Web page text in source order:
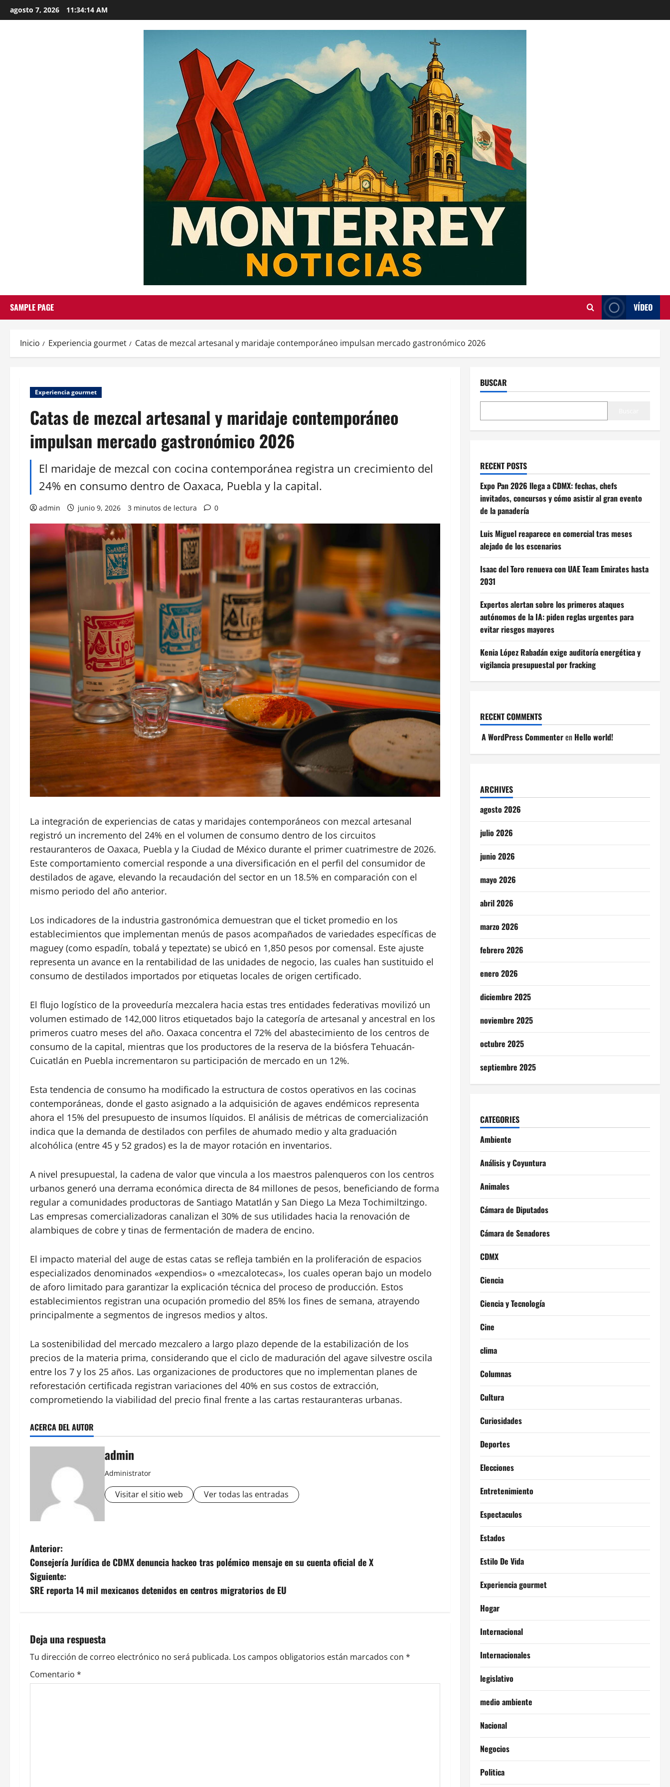
al
agosto 7, 2026 11:34:15 AM
SAMPLE PAGE VÍDEO
Inicio Experiencia gourmet Catas de mezcal artesanal y maridaje contemporáneo impulsan mercado gastronómico 2026
Experiencia gourmet
Catas de mezcal artesanal y maridaje contemporáneo
impulsan mercado gastronómico 2026
El maridaje de mezcal con cocina contemporánea registra un crecimiento del
24% en consumo dentro de Oaxaca, Puebla y la capital.
admin junio 9, 2026 3 minutos de lectura 0
La integración de experiencias de catas y maridajes contemporáneos con mezcal artesanal
registró un incremento del 24% en el volumen de consumo dentro de los circuitos
restauranteros de Oaxaca, Puebla y la Ciudad de México durante el primer cuatrimestre de 2026.
Este comportamiento comercial responde a una diversificación en el perfil del consumidor de
destilados de agave, elevando la recaudación del sector en un 18.5% en comparación con el
mismo periodo del año anterior.
Los indicadores de la industria gastronómica demuestran que el ticket promedio en los
establecimientos que implementan menús de pasos acompañados de variedades específicas de
maguey (como espadín, tobalá y tepeztate) se ubicó en 1,850 pesos por comensal. Este ajuste
representa un avance en la rentabilidad de las unidades de negocio, las cuales han sustituido el
consumo de destilados importados por etiquetas locales de origen certificado.
El flujo logístico de la proveeduría mezcalera hacia estas tres entidades federativas movilizó un
volumen estimado de 142,000 litros etiquetados bajo la categoría de artesanal y ancestral en los
primeros cuatro meses del año. Oaxaca concentra el 72% del abastecimiento de los centros de
consumo de la capital, mientras que los productores de la reserva de la biósfera Tehuacán-
Cuicatlán en Puebla incrementaron su participación de mercado en un 12%.
Esta tendencia de consumo ha modificado la estructura de costos operativos en las cocinas
contemporáneas, donde el gasto asignado a la adquisición de agaves endémicos representa
ahora el 15% del presupuesto de insumos líquidos. El análisis de métricas de comercialización
indica que la demanda de destilados con perfiles de ahumado medio y alta graduación
alcohólica (entre 45 y 52 grados) es la de mayor rotación en inventarios.
A nivel presupuestal, la cadena de valor que vincula a los maestros palenqueros con los centros
urbanos generó una derrama económica directa de 84 millones de pesos, beneficiando de forma
regular a comunidades productoras de Santiago Matatlán y San Diego La Meza Tochimiltzingo.
Las empresas comercializadoras canalizan el 30% de sus utilidades hacia la renovación de
alambiques de cobre y tinas de fermentación de madera de encino.
El impacto material del auge de estas catas se refleja también en la proliferación de espacios
especializados denominados «expendios» o «mezcalotecas», los cuales operan bajo un modelo
de aforo limitado para garantizar la explicación técnica del proceso de producción. Estos
establecimientos registran una ocupación promedio del 85% los fines de semana, atrayendo
principalmente a segmentos de ingresos medios y altos.
La sostenibilidad del mercado mezcalero a largo plazo depende de la estabilización de los
precios de la materia prima, considerando que el ciclo de maduración del agave silvestre oscila
entre los 7 y los 25 años. Las organizaciones de productores que no implementan planes de
reforestación certificada registran variaciones del 40% en sus costos de extracción,
comprometiendo la viabilidad del precio final frente a las cartas restauranteras urbanas.
ACERCA DEL AUTOR
admin
Administrator
Visitar el sitio web Ver todas las entradas
N
a
v
g
a
c
Anterior:
Consejería Jurídica de CDMX denuncia hackeo tras polémico mensaje en su cuenta oficial de X
Siguiente:
SRE reporta 14 mil mexicanos detenidos en centros migratorios de EU
Deja una respuesta
Tu dirección de correo electrónico no será publicada. Los campos obligatorios están marcados con *
Comentario *
BUSCAR
RECENT POSTS
Expo Pan 2026 llega a CDMX: fechas, chefs
invitados, concursos y cómo asistir al gran evento
de la panadería
Luis Miguel reaparece en comercial tras meses
alejado de los escenarios
Isaac del Toro renueva con UAE Team Emirates hasta
2031
Expertos alertan sobre los primeros ataques
autónomos de la IA: piden reglas urgentes para
evitar riesgos mayores
Kenia López Rabadán exige auditoría energética y
vigilancia presupuestal por fracking
RECENT COMMENTS
A WordPress Commenteren Hello world!
ARCHIVES
agosto 2026
julio 2026
junio 2026
mayo 2026
abril 2026
marzo 2026
febrero 2026
enero 2026
diciembre 2025
noviembre 2025
octubre 2025
septiembre 2025
CATEGORIES
Ambiente
Análisis y Coyuntura
Animales
Cámara de Diputados
Cámara de Senadores
CDMX
Ciencia
Ciencia y Tecnología
Cine
clima
Columnas
Cultura
Curiosidades
Deportes
Elecciones
Entretenimiento
Espectaculos
Estados
Estilo De Vida
Experiencia gourmet
Hogar
Internacional
Internacionales
legislativo
medio ambiente
Nacional
Negocios
Politica